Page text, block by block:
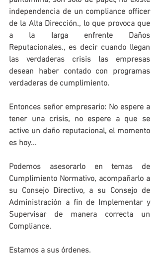
independencia de un compliance officer
de la Alta Dirección., lo que provoca que
a la larga enfrente Daños
Reputacionales., es decir cuando llegan
las verdaderas crisis las empresas
desean haber contado con programas
verdaderas de cumplimiento.
Entonces señor empresario: No espere a
tener una crisis, no espere a que se
active un daño reputacional, el momento
es hoy...
Podemos asesorarlo en temas de
Cumplimiento Normativo, acompañarlo a
su Consejo Directivo, a su Consejo de
Administración a fin de Implementar y
Supervisar de manera correcta un
Compliance.
Estamos a sus órdenes.